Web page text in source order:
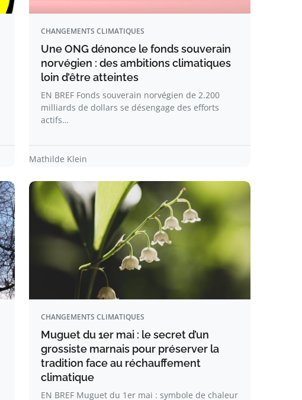
CHANGEMENTS CLIMATIQUES
Une ONG dénonce le fonds souverain
norvégien : des ambitions climatiques
loin d’être atteintes
EN BREF Fonds souverain norvégien de 2.200
milliards de dollars se désengage des efforts
actifs…
Mathilde Klein
CHANGEMENTS CLIMATIQUES
Muguet du 1er mai : le secret d’un
grossiste marnais pour préserver la
tradition face au réchauffement
climatique
EN BREF Muguet du 1er mai : symbole de chaleur